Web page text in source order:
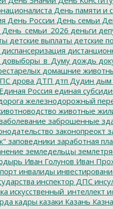
День памяти и
День России День семьи
День_семьи_2026 деньги
детские выплаты детские
диспансеризация
довыборы_в_Думу дождь
домашние
дрова ДТП дтп Дудин дым
Единая Россия единая
железнодорожный
животные
заброшенные
законопреокт
заповедники заработная
земледельцы
Иван Голунов Иван
инвалиды
инспектор ДПС
искусственный_интеллект
кадры казаки Казань